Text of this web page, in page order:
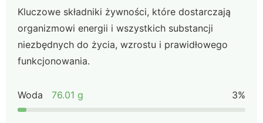
Kluczowe składniki żywności, które dostarczają
organizmowi energii i wszystkich substancji
niezbędnych do życia, wzrostu i prawidłowego
funkcjonowania.
Woda 76.01 g 3%